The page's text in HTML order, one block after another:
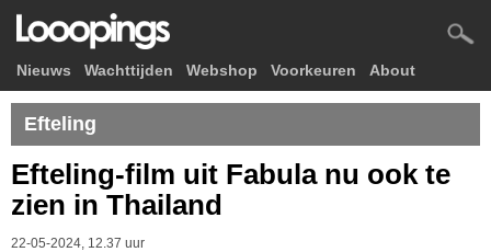
Nieuws Wachttijden Webshop Voorkeuren About
Efteling
Efteling-film uit Fabula nu ook te
zien in Thailand
22-05-2024, 12.37 uur